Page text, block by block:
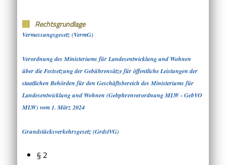
Rechtsgrundlage
Vermessungsgesetz (VermG)
Verordnung des Ministeriums für Landesentwicklung und Wohnen
über die Festsetzung der Gebührensätze für öffentliche Leistungen der
staatlichen Behörden für den Geschäftsbereich des Ministeriums für
Landesentwicklung und Wohnen (Gebphrenverordnung MLW - GebVO
MLW) vom 1. März 2024
Grundstücksverkehrsgesetz (GrdstVG)
§ 2